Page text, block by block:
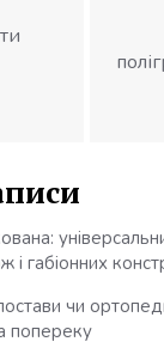
і габіонних
чи
попереку